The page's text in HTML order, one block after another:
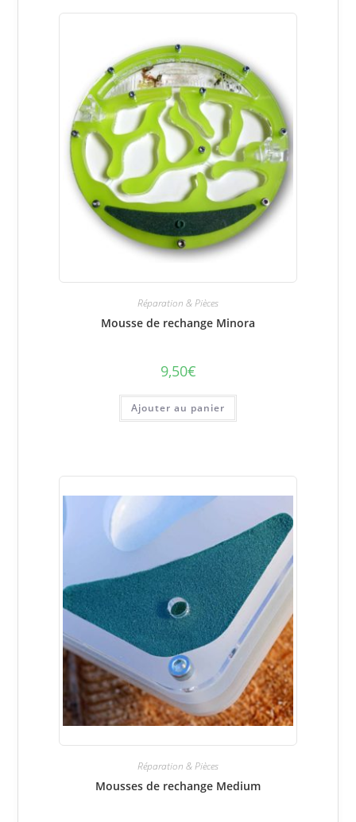
Réparation & Pièces
Mousse de rechange Minora
9,50€
Ajouter au panier
Réparation & Pièces
Mousses de rechange Medium